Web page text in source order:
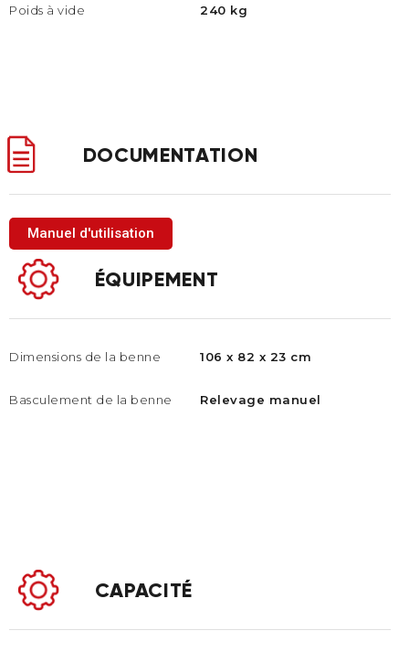
Poids à vide 240 kg
DOCUMENTATION
Manuel d'utilisation
ÉQUIPEMENT
Dimensions de la benne
Basculement de la benne​
106 x 82 x 23 cm
Relevage manuel​
CAPACITÉ